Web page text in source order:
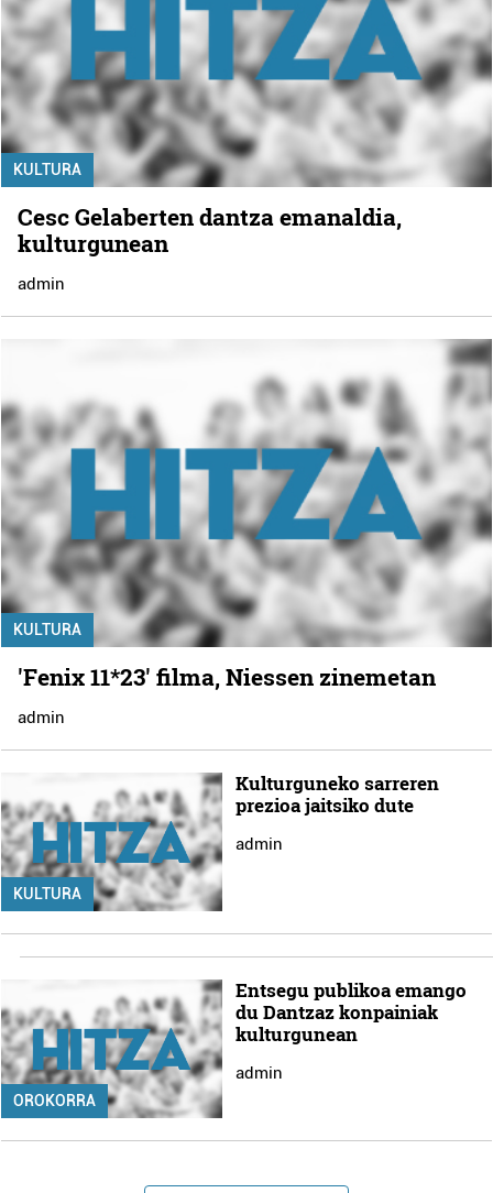
KULTURA
Cesc Gelaberten dantza emanaldia,
kulturgunean
admin
KULTURA
'Fenix 11*23' filma, Niessen zinemetan
admin
KULTURA
Kulturguneko sarreren
prezioa jaitsiko dute
admin
OROKORRA
Entsegu publikoa emango
du Dantzaz konpainiak
kulturgunean
admin